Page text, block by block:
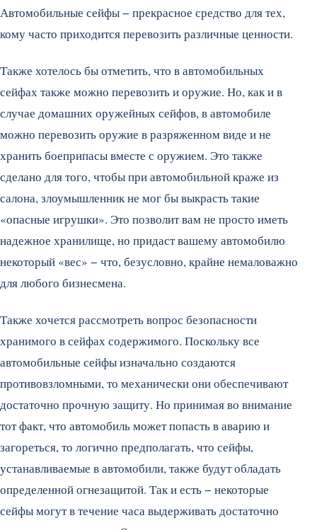
Автомобильные сейфы − прекрасное средство для тех,
кому часто приходится перевозить различные ценности.
Также хотелось бы отметить, что в автомобильных
сейфах также можно перевозить и оружие. Но, как и в
случае домашних оружейных сейфов, в автомобиле
можно перевозить оружие в разряженном виде и не
хранить боеприпасы вместе с оружием. Это также
сделано для того, чтобы при автомобильной краже из
салона, злоумышленник не мог бы выкрасть такие
«опасные игрушки». Это позволит вам не просто иметь
надежное хранилище, но придаст вашему автомобилю
некоторый «вес» − что, безусловно, крайне немаловажно
для любого бизнесмена.
Также хочется рассмотреть вопрос безопасности
хранимого в сейфах содержимого. Поскольку все
автомобильные сейфы изначально создаются
противовзломными, то механически они обеспечивают
достаточно прочную защиту. Но принимая во внимание
тот факт, что автомобиль может попасть в аварию и
загореться, то логично предполагать, что сейфы,
устанавливаемые в автомобили, также будут обладать
определенной огнезащитой. Так и есть − некоторые
сейфы могут в течение часа выдерживать достаточно